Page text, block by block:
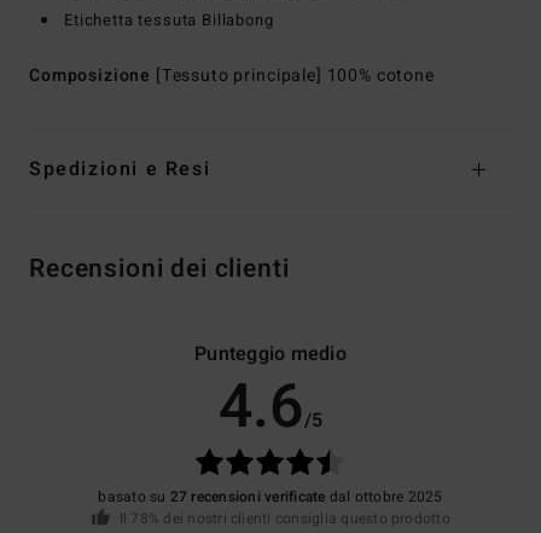
Etichetta tessuta Billabong
Composizione [Tessuto principale] 100% cotone
Spedizioni e Resi
Recensioni dei clienti
Punteggio medio
4.6/5
basato su 27 recensioni verificate dal ottobre 2025
Il 78% dei nostri clienti consiglia questo prodotto